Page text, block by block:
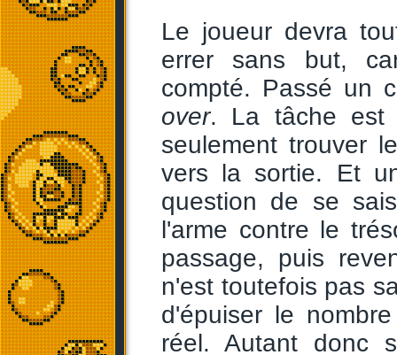
Le joueur devra
errer sans but,
compté. Passé un
over. La tâche est
seulement trouver
vers la sortie. Et
question de se
l'arme contre le
passage, puis
n'est toutefois pas
d'épuiser le
réel. Autant donc